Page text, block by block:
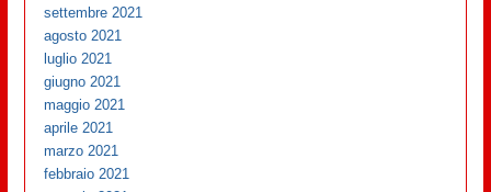
settembre 2021
agosto 2021
luglio 2021
giugno 2021
maggio 2021
aprile 2021
marzo 2021
febbraio 2021